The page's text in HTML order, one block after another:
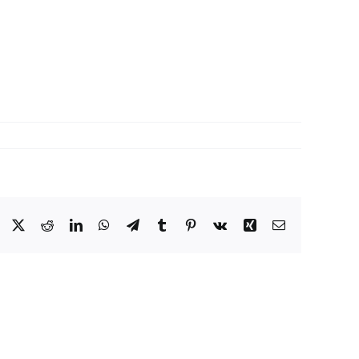
Facebook
X RedditLinkedInWhatsApp
TelegramTumblr Pinterest
Vk Xing E-